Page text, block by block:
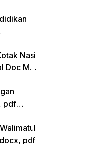
Nasi
Doc Ms.
pdf
pdf